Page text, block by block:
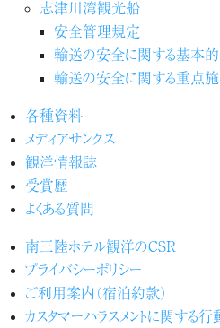
志津川湾観光船
安全管理規定
輸送の安全に関する基本
輸送の安全に関する重点
各種資料
メディアサンクス
観洋情報誌
受賞歴
よくある質問
南三陸ホテル観洋のCSR
プライバシーポリシー
ご利用案内（宿泊約款）
カスタマーハラスメントに関する